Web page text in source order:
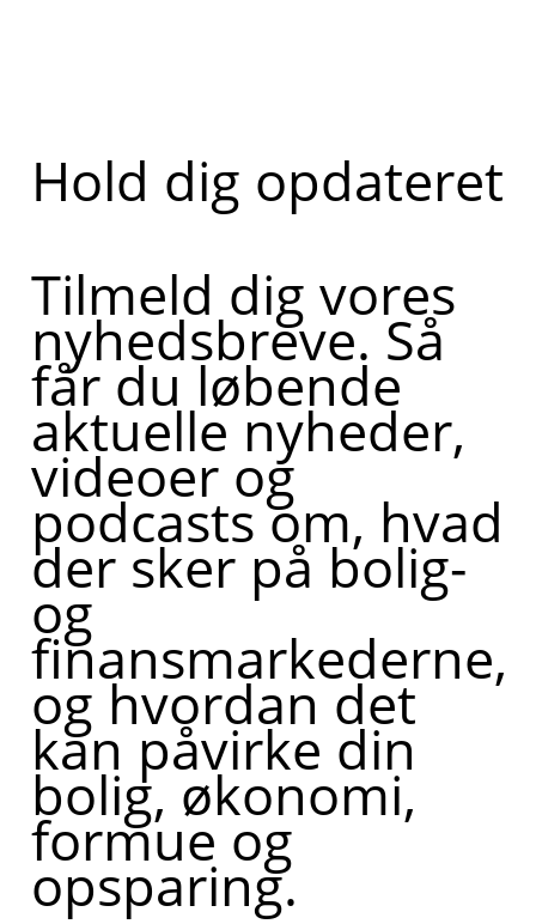
Hold dig opdateret
Tilmeld dig vores
nyhedsbreve. Så
får du løbende
aktuelle nyheder,
videoer og
podcasts om, hvad
der sker på bolig-
og
finansmarkederne,
og hvordan det
kan påvirke din
bolig, økonomi,
formue og
opsparing.